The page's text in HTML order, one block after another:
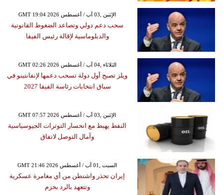
GMT 19:04 2026 الإثنين ,03 آب / أغسطس
سحب دعم دولي وتصاعد الضغوط القانونية
والدبلوماسية لإقالة رئيس الفيفا
GMT 02:26 2026 الثلاثاء ,04 آب / أغسطس
ويلز تصبح أول دولة تسحب دعمها لإنفانتينو في
سباق انتخابات رئاسة الفيفا 2027
GMT 07:57 2026 الإثنين ,03 آب / أغسطس
النفط يهبط مع انحسار التوترات الجيوسياسية
وآمال التوصل لاتفاق
GMT 21:46 2026 السبت ,01 آب / أغسطس
إيران تحذر واشنطن من أي مغامرة عسكرية
وتتعهد بالرد بحزم